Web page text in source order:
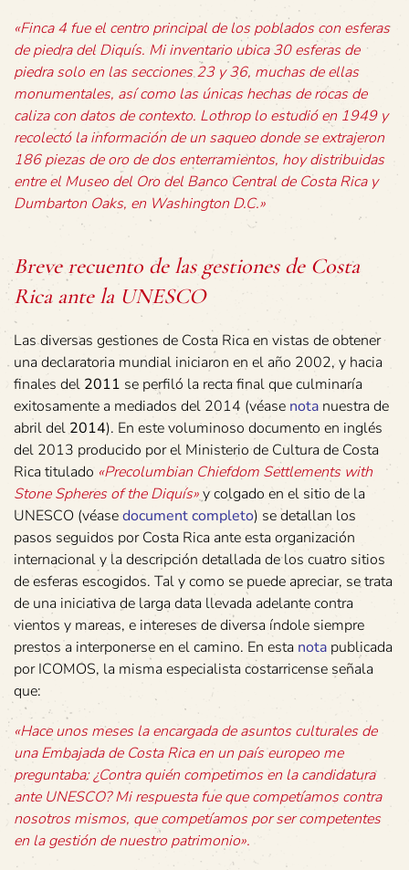
«Finca 4 fue el centro principal de los poblados con esferas
de piedra del Diquís. Mi inventario ubica 30 esferas de
piedra solo en las secciones 23 y 36, muchas de ellas
monumentales, así como las únicas hechas de rocas de
caliza con datos de contexto. Lothrop lo estudió en 1949 y
recolectó la información de un saqueo donde se extrajeron
186 piezas de oro de dos enterramientos, hoy distribuidas
entre el Museo del Oro del Banco Central de Costa Rica y
Dumbarton Oaks, en Washington D.C.»
Breve recuento de las gestiones de Costa
Rica ante la UNESCO
Las diversas gestiones de Costa Rica en vistas de obtener
una declaratoria mundial iniciaron en el año 2002, y hacia
finales del 2011 se perfiló la recta final que culminaría
exitosamente a mediados del 2014 (véase nota nuestra de
abril del2014). En este voluminoso documento en inglés
del 2013 producido por el Ministerio de Cultura de Costa
Rica titulado «Precolumbian Chiefdom Settlements with
Stone Spheres of the Diquís»y colgado en el sitio de la
UNESCO (véasedocument completo) se detallan los
pasos seguidos por Costa Rica ante esta organización
internacional y la descripción detallada de los cuatro sitios
de esferas escogidos. Tal y como se puede apreciar, se trata
de una iniciativa de larga data llevada adelante contra
vientos y mareas, e intereses de diversa índole siempre
prestos a interponerse en el camino. En esta nota publicada
por ICOMOS, la misma especialista costarricense señala
que:
«Hace unos meses la encargada de asuntos culturales de
una Embajada de Costa Rica en un país europeo me
preguntaba: ¿Contra quién competimos en la candidatura
ante UNESCO? Mi respuesta fue que competíamos contra
nosotros mismos, que competíamos por ser competentes
en la gestión de nuestro patrimonio».